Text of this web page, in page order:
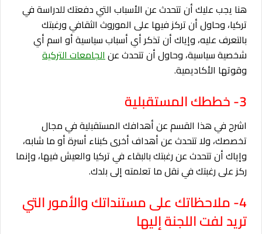
هنا يجب عليك أن تتحدث عن الأسباب التي دفعتك للدراسة في
تركيا، وحاول أن تركز فيها على الموروث الثقافي ورغبتك
بالتعرف عليه، وإياك أن تذكر أي أسباب سياسية أو اسم أي
شخصية سياسية، وحاول أن تتحدث عنالجامعات التركية
وقوتها الأكاديمية.
3- خططك المستقبلية
اشرح في هذا القسم عن أهدافك المستقبلية في مجال
تخصصك، ولا تتحدث عن أهداف أخرى كبناء أسرة أو ما شابه،
وإياك أن تتحدث عن رغبتك بالبقاء في تركيا والعيش فيها، وإنما
ركز على رغبتك في نقل ما تعلمته إلى بلدك.
4- ملاحظاتك على مستنداتك والأمور التي
تريد لفت اللجنة إليها